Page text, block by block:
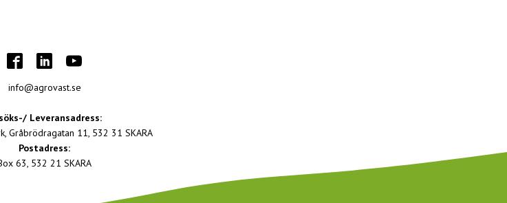
info@agrovast.se
Leveransadress:
Gråbrödragatan 11, 532 31 SKARA
Postadress:
63, 532 21 SKARA